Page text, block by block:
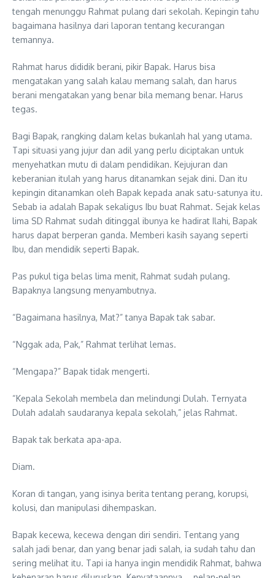
tengah menunggu Rahmat pulang dari sekolah. Kepingin tahu
bagaimana hasilnya dari laporan tentang kecurangan
temannya.
Rahmat harus dididik berani, pikir Bapak. Harus bisa
mengatakan yang salah kalau memang salah, dan harus
berani mengatakan yang benar bila memang benar. Harus
tegas.
Bagi Bapak, rangking dalam kelas bukanlah hal yang utama.
Tapi situasi yang jujur dan adil yang perlu diciptakan untuk
menyehatkan mutu di dalam pendidikan. Kejujuran dan
keberanian itulah yang harus ditanamkan sejak dini. Dan itu
kepingin ditanamkan oleh Bapak kepada anak satu-satunya itu.
Sebab ia adalah Bapak sekaligus Ibu buat Rahmat. Sejak kelas
lima SD Rahmat sudah ditinggal ibunya ke hadirat Ilahi, Bapak
harus dapat berperan ganda. Memberi kasih sayang seperti
Ibu, dan mendidik seperti Bapak.
Pas pukul tiga belas lima menit, Rahmat sudah pulang.
Bapaknya langsung menyambutnya.
“Bagaimana hasilnya, Mat?” tanya Bapak tak sabar.
“Nggak ada, Pak,” Rahmat terlihat lemas.
“Mengapa?” Bapak tidak mengerti.
“Kepala Sekolah membela dan melindungi Dulah. Ternyata
Dulah adalah saudaranya kepala sekolah,” jelas Rahmat.
Bapak tak berkata apa-apa.
Diam.
Koran di tangan, yang isinya berita tentang perang, korupsi,
kolusi, dan manipulasi dihempaskan.
Bapak kecewa, kecewa dengan diri sendiri. Tentang yang
salah jadi benar, dan yang benar jadi salah, ia sudah tahu dan
sering melihat itu. Tapi ia hanya ingin mendidik Rahmat, bahwa